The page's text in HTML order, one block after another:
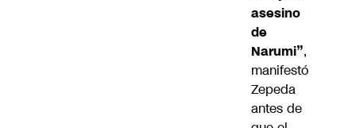
asesino
de
Narumi”,
manifestó
Zepeda
antes de